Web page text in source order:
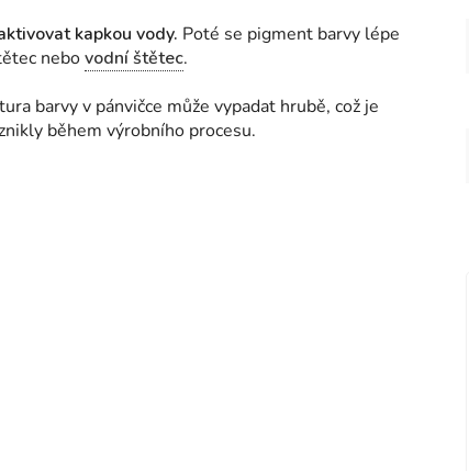
kapkou vody. Poté se pigment barvy lépe
nebovodní štětec.
barvy v pánvičce může vypadat hrubě, což je
během výrobního procesu.